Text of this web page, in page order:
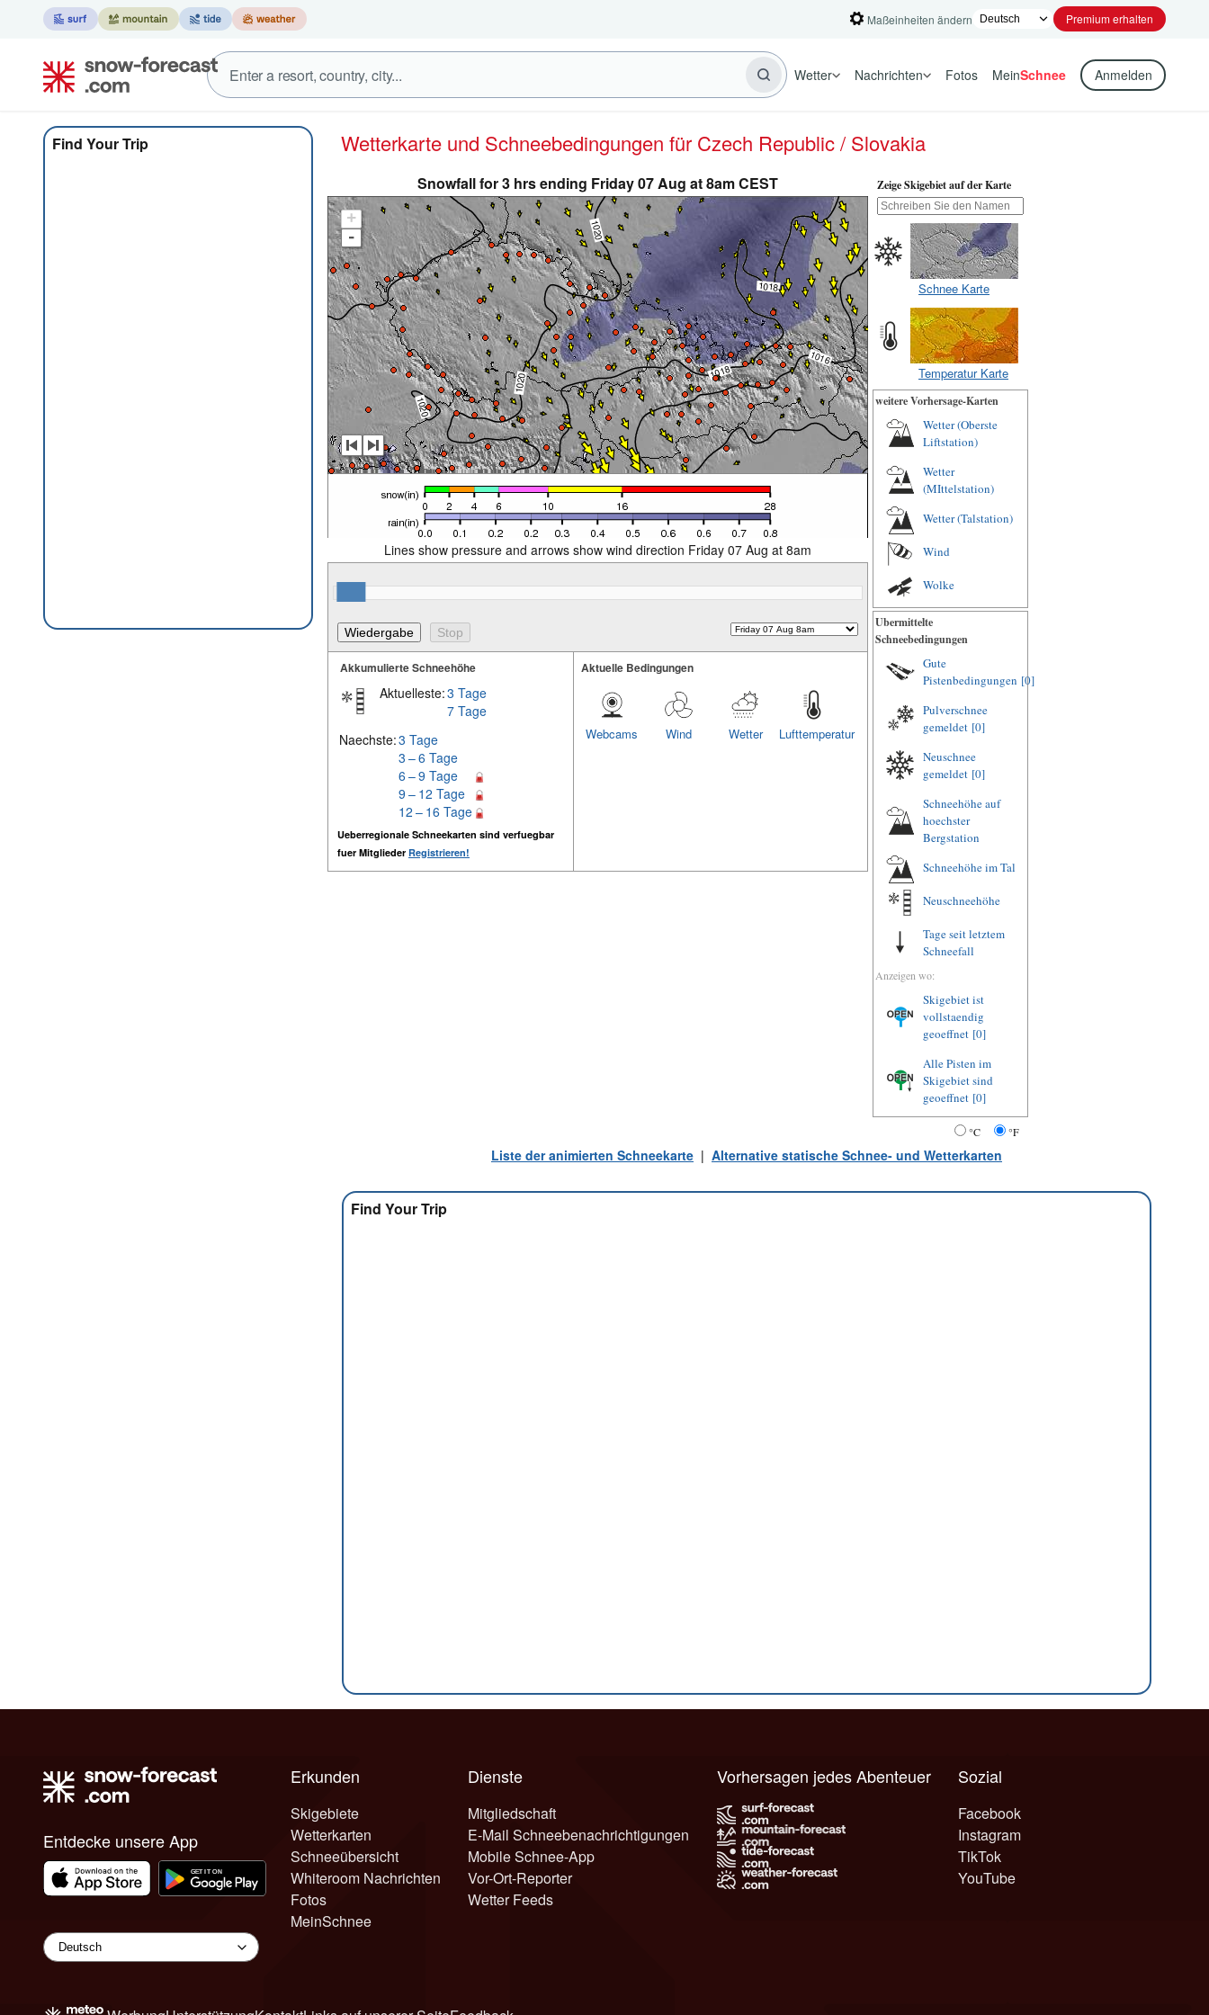
Maßeinheiten ändern Premium erhalten
Wetter Nachrichten Fotos MeinSchnee Anmelden
Find Your Trip Wetterkarte und Schneebedingungen für Czech Republic / Slovakia
Snowfall for 3 hrs ending Friday 07 Aug at 8am CEST
+
-
Lines show pressure and arrows show wind direction Friday 07 Aug at 8am
Akkumulierte Schneehöhe
Aktuelleste:3 Tage
7 Tage
Naechste:3 Tage
3 – 6 Tage
6 – 9 Tage
9 – 12 Tage
12 – 16 Tage
Ueberregionale Schneekarten sind verfuegbar
fuer Mitglieder Registrieren!
Aktuelle Bedingungen
Lufttemperatur
Wetter
Wind
Webcams
Zeige Skigebiet auf der Karte
Schnee Karte
Temperatur Karte
weitere Vorhersage-Karten
Wetter (Oberste
Liftstation)
Wetter
(MIttelstation)
Wetter (Talstation)
Wind
Wolke
Ubermittelte
Schneebedingungen
Gute
Pistenbedingungen [0]
Pulverschnee
gemeldet [0]
Neuschnee
gemeldet [0]
Schneehöhe auf
hoechster
Bergstation
Schneehöhe im Tal
Neuschneehöhe
Tage seit letztem
Schneefall
Anzeigen wo:
Skigebiet ist
vollstaendig
geoeffnet [0]
Alle Pisten im
Skigebiet sind
geoeffnet [0]
°C °F
Liste der animierten Schneekarte | Alternative statische Schnee- und Wetterkarten
Find Your Trip
Entdecke unsere App
Erkunden
Skigebiete
Wetterkarten
Schneeübersicht
Whiteroom Nachrichten
Fotos
MeinSchnee
Dienste
Mitgliedschaft
E-Mail Schneebenachrichtigungen
Mobile Schnee-App
Vor-Ort-Reporter
Wetter Feeds
Sozial
Facebook
Instagram
TikTok
YouTube
Vorhersagen jedes Abenteuer